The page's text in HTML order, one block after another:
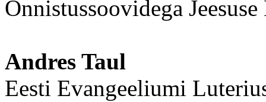
Õnnistussoovidega
Andres Taul
Eesti Evangeeliumi